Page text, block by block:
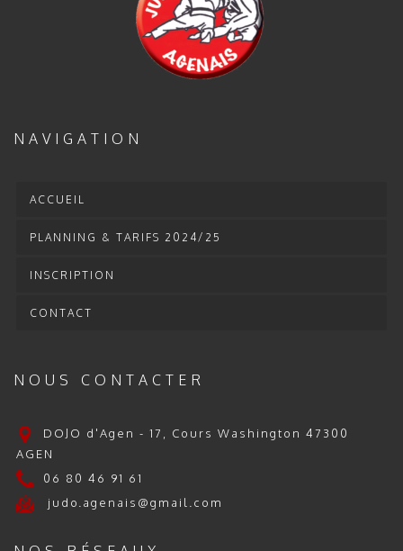
NOUS CONTACTER
DOJO d'Agen - 17, Cours Washington 47300
AGEN
06 80 46 91 61
judo.agenais@gmail.com
NAVIGATION
ACCUEIL
PLANNING & TARIFS 2024/25
INSCRIPTION
CONTACT